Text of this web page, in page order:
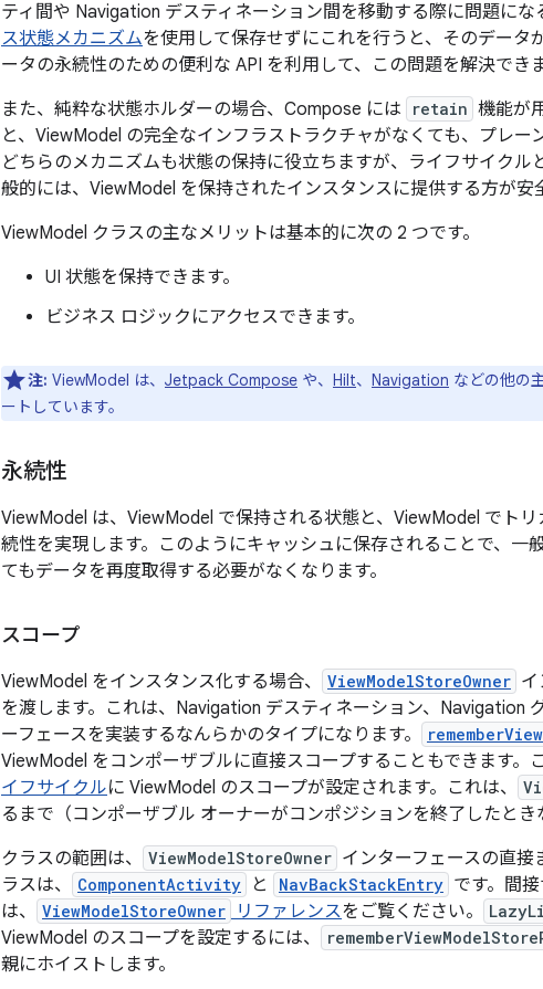
ティ間や Navigation デスティネーション間を移動する際に問題にな
ス状態メカニズムを使用して保存せずにこれを行うと、そのデータ
ータの永続性のための便利な API を利用して、この問題を解決できま
また、純粋な状態ホルダーの場合、Compose には
retain 機能が
と、ViewModel の完全なインフラストラクチャがなくても、プレー
どちらのメカニズムも状態の保持に役立ちますが、ライフサイク
般的には、ViewModel を保持されたインスタンスに提供する方が安
ViewModel クラスの主なメリットは基本的に次の 2 つです。
UI 状態を保持できます。
ビジネス ロジックにアクセスできます。
注: ViewModel は、 Jetpack Compose や、 Hilt、 Navigation などの他の
ートしています。
永続性
ViewModel は、ViewModel で保持される状態と、ViewModel でト
続性を実現します。このようにキャッシュに保存されることで、一
てもデータを再度取得する必要がなくなります。
スコープ
ViewModel をインスタンス化する場合、 ViewModelStoreOwner
を渡します。これは、Navigation デスティネーション、Navigation
ーフェースを実装するなんらかのタイプになります。
ViewModel をコンポーザブルに直接スコープすることもできます。
イフサイクルに ViewModel のスコープが設定されます。これは、
るまで（コンポーザブル オーナーがコンポジションを終了したとき
クラスの範囲は、
ViewModelStoreOwner インターフェースの直接
ラスは、
ComponentActivity と NavBackStackEntry です。間
は、
ViewModelStoreOwner リファレンスをご覧ください。
ViewModel のスコープを設定するには、
親にホイストします。